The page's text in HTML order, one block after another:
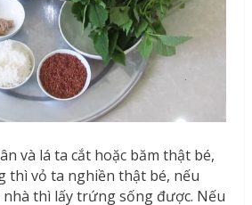
và lá ta cắt hoặc băm thật bé,
thì vỏ ta nghiền thật bé, nếu
thì lấy trứng sống được. Nếu